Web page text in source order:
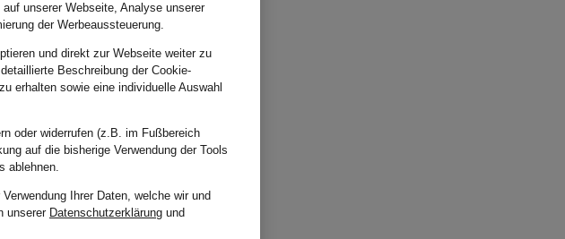
unserer Webseite, Analyse unserer
der Werbeaussteuerung.
und direkt zur Webseite weiter zu
Beschreibung der Cookie-
erhalten sowie eine individuelle Auswahl
oder widerrufen (z.B. im Fußbereich
auf die bisherige Verwendung der Tools
ablehnen.
Ihrer Daten, welche wir und
unserer Datenschutzerklärung und